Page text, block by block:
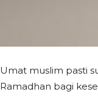
Umat muslim pasti
Ramadhan bagi